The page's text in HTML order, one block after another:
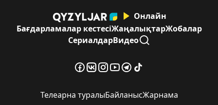
Онлайн
Бағдарламалар кестесіЖаңалықтарЖобалар
СериалдарВидео
Телеарна туралыБайланысЖарнама